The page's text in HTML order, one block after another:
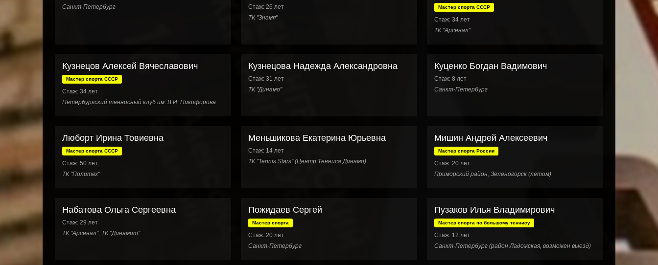
Санкт-Петербург
Стаж: 26 лет
ТК "Знамя"
Мастер спорта СССР
Стаж: 34 лет
ТК "Арсенал"
Кузнецов Алексей Вячеславович
Мастер спорта СССР
Стаж: 34 лет
Петербургский теннисный клуб им. В.И. Никифорова
Кузнецова Надежда Александровна
Стаж: 31 лет
ТК "Динамо"
Куценко Богдан Вадимович
Стаж: 8 лет
Санкт-Петербург
Люборт Ирина Товиевна
Мастер спорта СССР
Стаж: 50 лет
ТК "Политех"
Меньшикова Екатерина Юрьевна
Стаж: 14 лет
ТК "Tennis Stars" (Центр Тенниса Динамо)
Мишин Андрей Алексеевич
Мастер спорта России
Стаж: 20 лет
Приморский район, Зеленогорск (летом)
Набатова Ольга Сергеевна
Стаж: 29 лет
ТК "Арсенал", ТК "Динамит"
Пожидаев Сергей
Мастер спорта
Стаж: 20 лет
Санкт-Петербург
Пузаков Илья Владимирович
Мастер спорта по большому теннису
Стаж: 12 лет
Санкт-Петербург (район Ладожская, возможен выезд)